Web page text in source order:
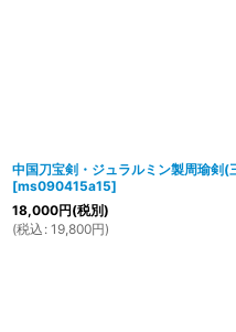
中国刀宝剣・ジュラルミン製周瑜剣(
[ms090415a15]
18,000円(税別)
(税込 : 19,800円)